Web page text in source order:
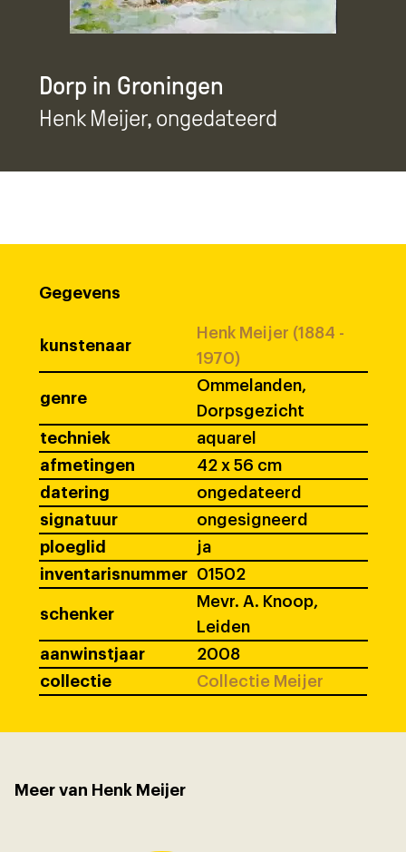
Dorp in Groningen
Henk Meijer, ongedateerd
Gegevens
kunstenaar
Henk Meijer (1884 -
1970)
genre
Ommelanden,
Dorpsgezicht
techniek
aquarel
afmetingen
42 x 56 cm
datering
ongedateerd
signatuur
ongesigneerd
ploeglid
ja
inventarisnummer
01502
schenker
Mevr. A. Knoop,
Leiden
aanwinstjaar
2008
collectie
Collectie Meijer
Meer van Henk Meijer